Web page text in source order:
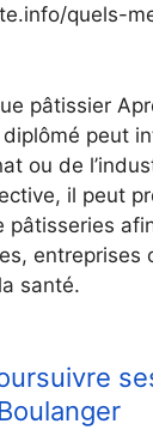
quels-
pâtissier
peut
ou de
il peut
entreprises
santé.